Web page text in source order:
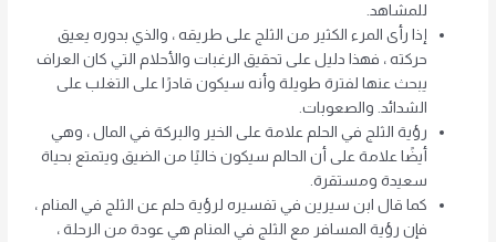
للمشاهد.
إذا رأى المرء الكثير من الثلج على طريقه ، والذي بدوره يعيق
حركته ، فهذا دليل على تحقيق الرغبات والأحلام التي كان العراف
يبحث عنها لفترة طويلة وأنه سيكون قادرًا على التغلب على
الشدائد. والصعوبات.
رؤية الثلج في الحلم علامة على الخير والبركة في المال ، وهي
أيضًا علامة على أن الحالم سيكون خاليًا من الضيق ويتمتع بحياة
سعيدة ومستقرة.
كما قال ابن سيرين في تفسيره لرؤية حلم عن الثلج في المنام ،
فإن رؤية المسافر مع الثلج في المنام هي عودة من الرحلة ،